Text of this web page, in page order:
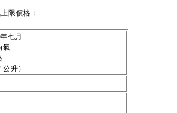
限價格：
七月
氣
公升）